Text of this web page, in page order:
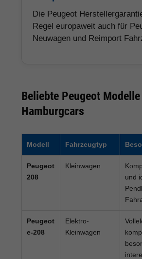
Die Peugeot
Regel europaweit auch für
Neuwagen und Reimport
Beliebte Peugeot
Hamburgcars
Modell Fahrzeugtyp
Peugeot
208
Kleinwagen
und
Peugeot
e-208
Elektro-
Kleinwagen